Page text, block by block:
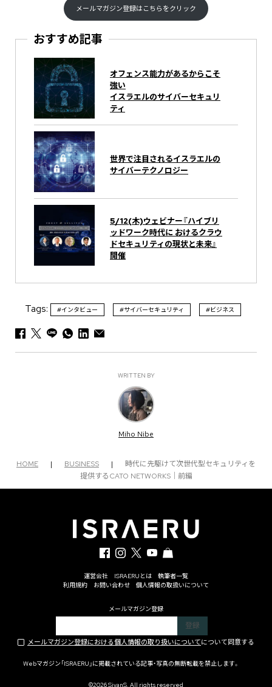
メールマガジン登録はこちらをクリック
おすすめ記事
オフェンス能力があるからこそ
強い
イスラエルのサイバーセキュリ
ティ
世界で注目されるイスラエルの
サイバーテクノロジー
5/12(木)ウェビナー『ハイブリ
ッドワーク時代に おけるクラウ
ドセキュリティの現状と未来』
開催
Tags: #インタビュー #サイバーセキュリティ #ビジネス
WRITTEN BY
Miho Nibe
HOME | BUSINESS |
時代に先駆けて次世代型セキュリティを
提供するCATO NETWORKS｜前編
運営会社 ISRAERUとは
執筆者一覧
利用規約
お問い合わせ 個人情報の取扱いについて
メールマガジン登録
メールマガジン登録における個人情報の取り扱いについてについて同意する
Webマガジン「ISRAERU」に掲載されている記事・写真の無断転載を禁止します。
©2026 SivanS. All rights reserved